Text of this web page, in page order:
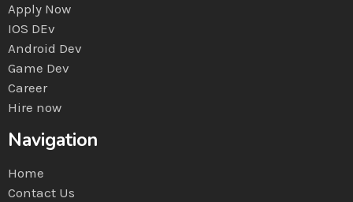
Apply Now
IOS DEv
Android Dev
Game Dev
Career
Hire now
Navigation
Home
Contact Us